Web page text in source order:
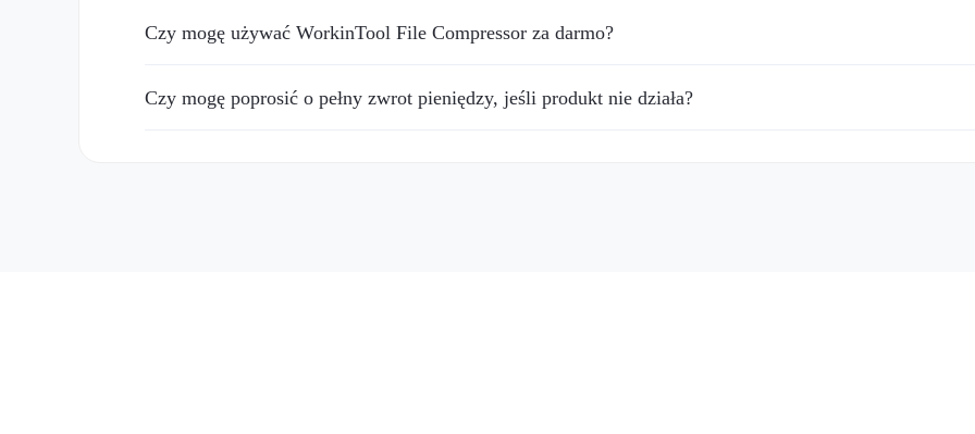
Czy mogę używać WorkinTool File Compressor za darmo?
Czy mogę poprosić o pełny zwrot pieniędzy, jeśli produkt nie działa?